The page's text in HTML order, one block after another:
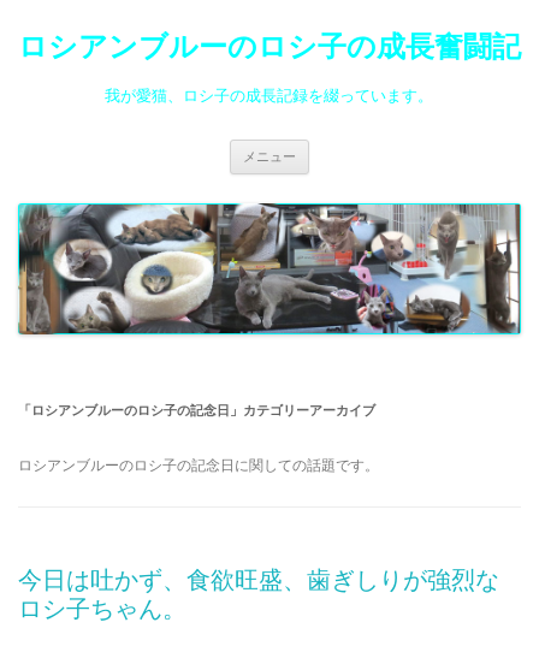
ロシアンブルーのロシ子の成長奮闘記
我が愛猫、ロシ子の成長記録を綴っています。
メニュー
ツ
へ
ス
キ
ッ
プ
「ロシアンブルーのロシ子の記念日 」カテゴリーアーカイブ
ロシアンブルーのロシ子の記念日に関しての話題です。
今日は吐かず、食欲旺盛、歯ぎしりが強烈な
ロシ子ちゃん。